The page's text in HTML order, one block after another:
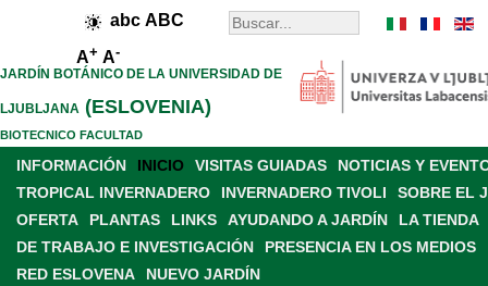
abc ABC
A+ A-
JARDÍN BOTÁNICO DE LA UNIVERSIDAD DE
LJUBLJANA (ESLOVENIA)
BIOTECNICO FACULTAD
INFORMACIÓN INICIO VISITAS GUIADAS
NOTICIAS Y
TROPICAL INVERNADERO
INVERNADERO TIVOLI
SOBRE EL
OFERTA
PLANTAS LINKS AYUDANDO A JARDÍN
LA TIENDA
DE TRABAJO E INVESTIGACIÓN
PRESENCIA EN LOS MEDIOS
RED ESLOVENA
NUEVO JARDÍN